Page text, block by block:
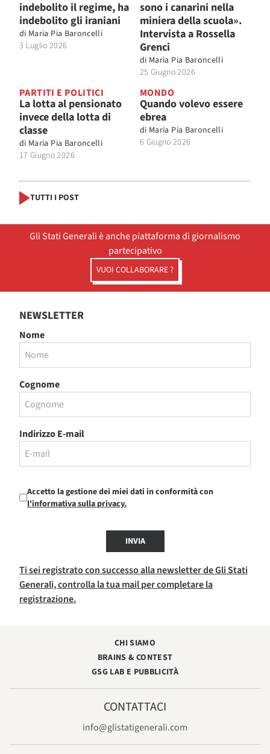
indebolito il regime, ha
indebolito gli iraniani
di Maria Pia Baroncelli
3 Luglio 2026
sono i canarini nella
miniera della scuola».
Intervista a Rossella
Grenci
di Maria Pia Baroncelli
25 Giugno 2026
PARTITI E POLITICI
La lotta al pensionato
invece della lotta di
classe
di Maria Pia Baroncelli
17 Giugno 2026
MONDO
Quando volevo essere
ebrea
di Maria Pia Baroncelli
6 Giugno 2026
TUTTI I POST
Gli Stati Generali è anche piattaforma di giornalismo
partecipativo
VUOI COLLABORARE ?
NEWSLETTER
Nome
Cognome
Indirizzo E-mail
Accetto la gestione dei miei dati in conformità con
l'informativa sulla privacy.
INVIA
Ti sei registrato con successo alla newsletter de Gli Stati
Generali, controlla la tua mail per completare la
registrazione.
CHI SIAMO
BRAINS & CONTEST
GSG LAB E PUBBLICITÀ
CONTATTACI
info@glistatigenerali.com